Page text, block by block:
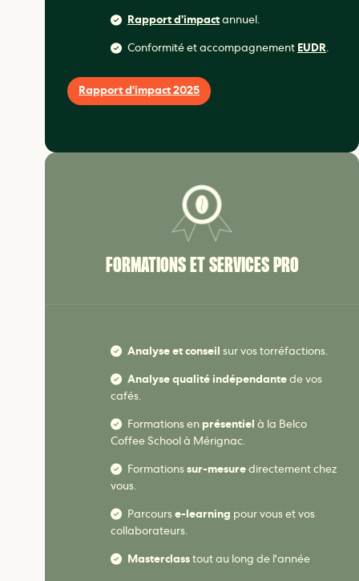
Rapport d’impact annuel.
Conformité et accompagnement EUDR.
Rapport d'impact 2025
FORMATIONS ET SERVICES PRO
Analyse et conseil sur vos torréfactions.
Analyse qualité indépendante de vos
cafés.
Formations en présentiel à la Belco
Coffee School à Mérignac.
Formations sur-mesure directement chez
vous.
Parcours e-learning pour vous et vos
collaborateurs.
Masterclass tout au long de l'année